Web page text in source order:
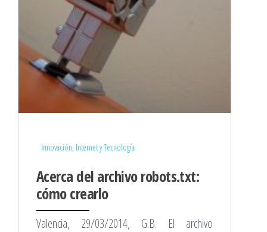
Innovación, Internet y Tecnología
Acerca del archivo robots.txt:
cómo crearlo
Valencia, 29/03/2014, G.B. El archivo